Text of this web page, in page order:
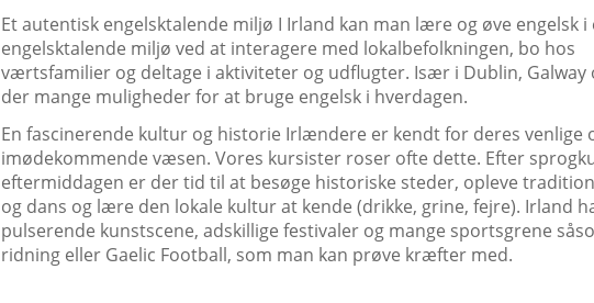
Et autentisk engelsktalende miljø I Irland kan man lære og øve engelsk
engelsktalende miljø ved at interagere med lokalbefolkningen, bo hos
værtsfamilier og deltage i aktiviteter og udflugter. Især i Dublin, Galway
der mange muligheder for at bruge engelsk i hverdagen.
En fascinerende kultur og historie Irlændere er kendt for deres venlige
imødekommende væsen. Vores kursister roser ofte dette. Efter
eftermiddagen er der tid til at besøge historiske steder, opleve
og dans og lære den lokale kultur at kende (drikke, grine, fejre). Irland
pulserende kunstscene, adskillige festivaler og mange sportsgrene
ridning eller Gaelic Football, som man kan prøve kræfter med.